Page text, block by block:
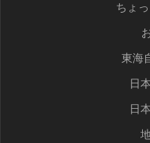
ちょ
東海
日
日